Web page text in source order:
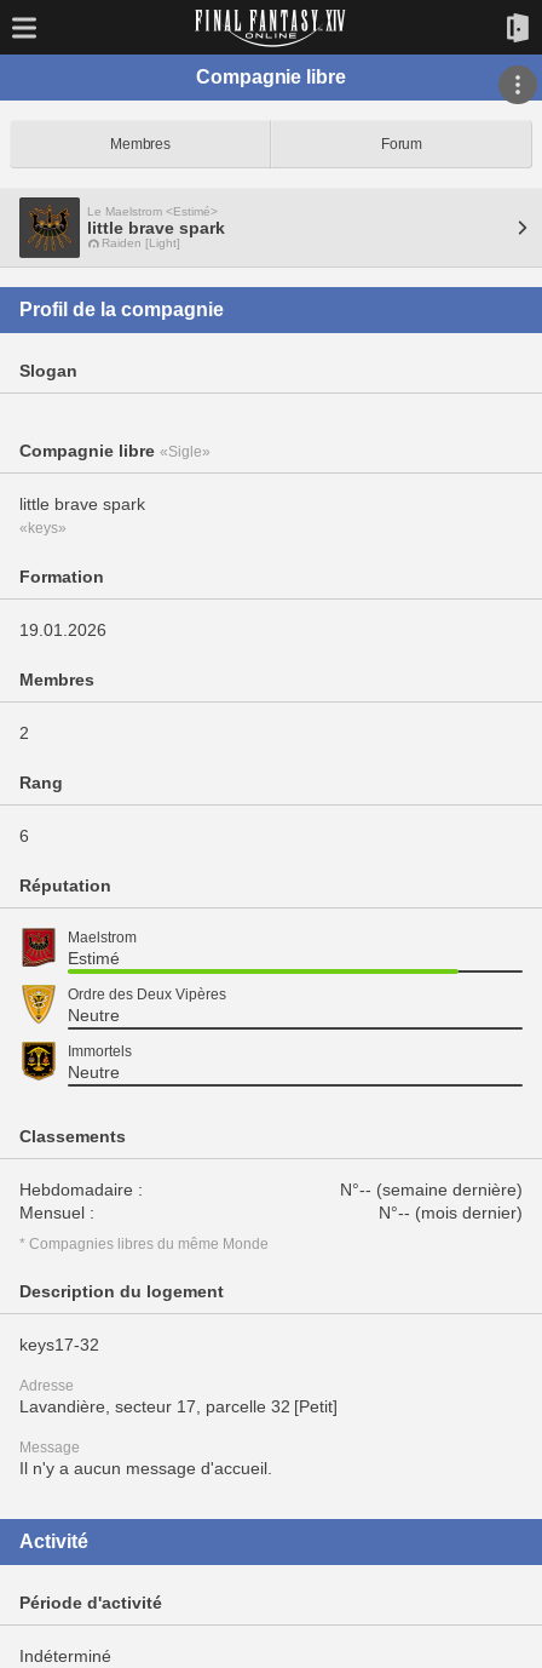
Compagnie libre
Membres Forum
Le Maelstrom <Estimé>
little brave spark
Raiden [Light]
Profil de la compagnie
Slogan
Compagnie libre «Sigle»
little brave spark
«keys»
Formation
19.01.2026
Membres
2
Rang
6
Réputation
Maelstrom
Estimé
Ordre des Deux Vipères
Neutre
Immortels
Neutre
Classements
Hebdomadaire :
N°-- (semaine dernière)
Mensuel :
N°-- (mois dernier)
* Compagnies libres du même Monde
Description du logement
keys17-32
Adresse
Lavandière, secteur 17, parcelle 32 [Petit]
Message
Il n'y a aucun message d'accueil.
Activité
Période d'activité
Indéterminé